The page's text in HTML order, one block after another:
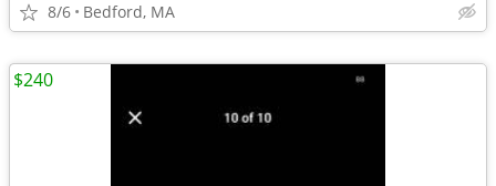
8/6 Bedford, MA
$240